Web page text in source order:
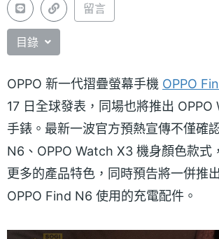
留言
目錄
OPPO 新一代摺疊螢幕手機 OPPO
17 日全球發表，同場也將推出
手錶。最新一波官方預熱宣傳不僅確
N6、OPPO Watch X3 機身顏色款式
更多的產品特色，同時預告將一併推
OPPO Find N6 使用的充電配件。